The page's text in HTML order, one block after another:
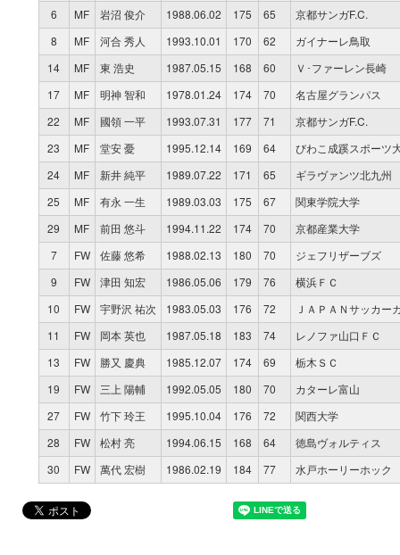
6
MF 岩沼 俊介 1988.06.02 175 65
京都サンガF.C.
8
MF 河合 秀人 1993.10.01 170 62
ガイナーレ鳥取
14
MF 東 浩史 1987.05.15 168 60
Ｖ･ファーレン長崎
17
MF 明神 智和 1978.01.24 174 70
名古屋グランパス
22
MF 國領 一平 1993.07.31 177 71
京都サンガF.C.
23
MF 堂安 憂 1995.12.14 169 64
びわこ成蹊スポーツ
24
MF 新井 純平 1989.07.22 171 65
ギラヴァンツ北九州
25
MF 有永 一生 1989.03.03 175 67
関東学院大学
29
MF 前田 悠斗 1994.11.22 174 70
京都産業大学
7
FW 佐藤 悠希 1988.02.13 180 70
ジェフリザーブズ
9
FW 津田 知宏 1986.05.06 179 76
横浜ＦＣ
10
FW 宇野沢 祐次 1983.05.03 176 72
ＪＡＰＡＮサッカー
11
FW 岡本 英也 1987.05.18 183 74
レノファ山口ＦＣ
13
FW 勝又 慶典 1985.12.07 174 69
栃木ＳＣ
19
FW 三上 陽輔 1992.05.05 180 70
カターレ富山
27
FW 竹下 玲王 1995.10.04 176 72
関西大学
28
FW 松村 亮 1994.06.15 168 64
徳島ヴォルティス
30
FW 萬代 宏樹 1986.02.19 184 77 水戸ホーリーホック